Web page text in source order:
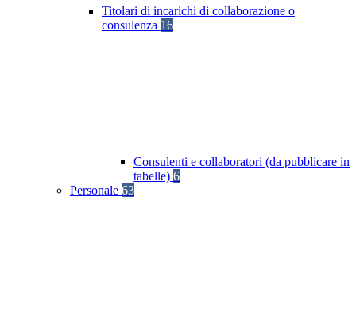
Titolari di incarichi di collaborazione o
consulenza 16
Consulenti e collaboratori (da pubblicare in
tabelle) 6
Personale 63